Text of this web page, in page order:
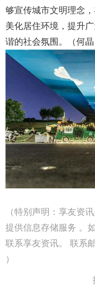
够宣传城市文明理念
美化居住环境，提升
谐的社会氛围。（何晶
（特别声明：享友资
提供信息存储服务 。
联系享友资讯。 联系
）